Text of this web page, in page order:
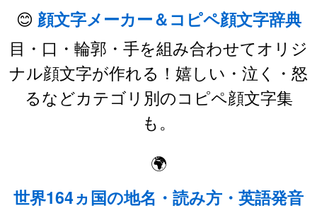
😊 顔文字メーカー＆コピペ顔文字辞典
目・口・輪郭・手を組み合わせてオリジ
ナル顔文字が作れる！嬉しい・泣く・怒
るなどカテゴリ別のコピペ顔文字集
も。
🌍
世界164ヵ国の地名・読み方・英語発音